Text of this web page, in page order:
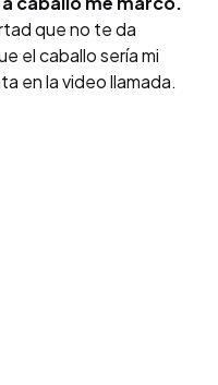
que no te da
el caballo sería mi
en la video llamada.